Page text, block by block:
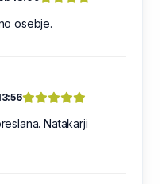
osebje.
Natakarji